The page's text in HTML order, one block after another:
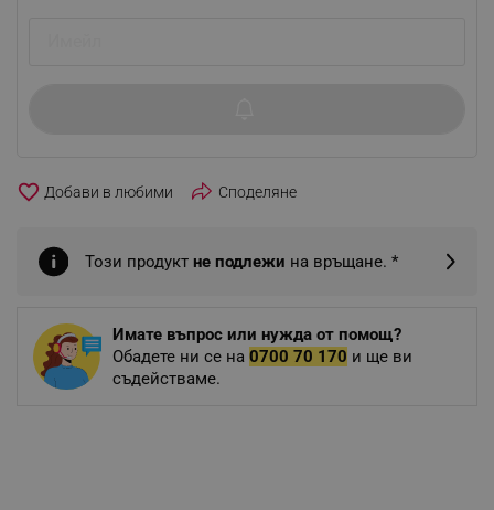
favorite_border Споделяне
Този продукт не подлежи на връщане. *
Имате въпрос или нужда от помощ?
Обадете ни се на 0700 70 170 и ще ви
съдействаме.